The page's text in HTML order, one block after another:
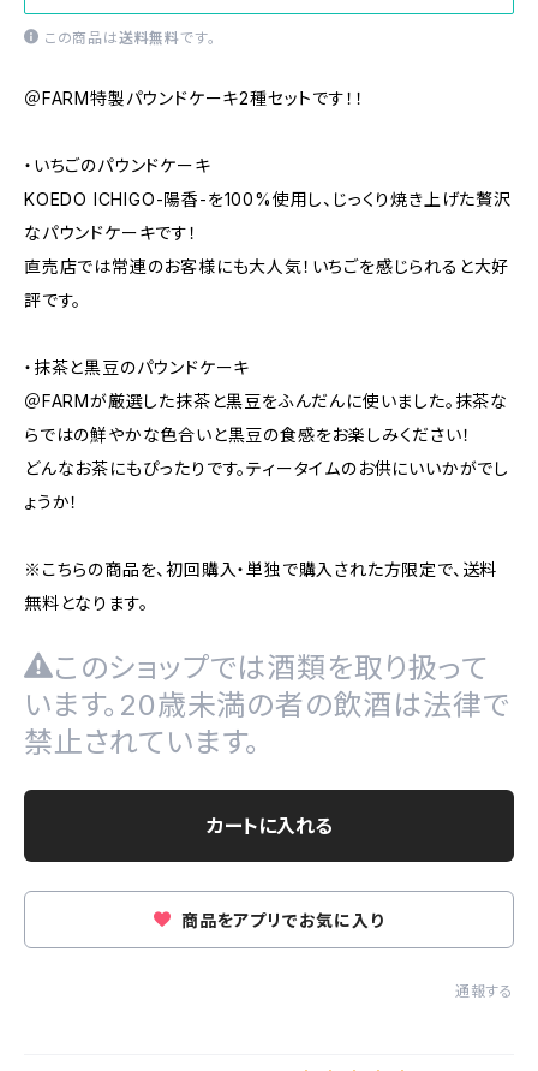
この商品は送料無料です。
＠FARM特製パウンドケーキ2種セットです！！
・いちごのパウンドケーキ
KOEDO ICHIGO-陽香-を100%使用し、じっくり焼き上げた贅沢
なパウンドケーキです！
直売店では常連のお客様にも大人気！いちごを感じられると大好
評です。
・抹茶と黒豆のパウンドケーキ
＠FARMが厳選した抹茶と黒豆をふんだんに使いました。抹茶な
らではの鮮やかな色合いと黒豆の食感をお楽しみください！
どんなお茶にもぴったりです。ティータイムのお供にいいかがでし
ょうか！
※こちらの商品を、初回購入・単独で購入された方限定で、送料
無料となります。
このショップでは酒類を取り扱って
います。20歳未満の者の飲酒は法律で
禁止されています。
カートに入れる
商品をアプリでお気に入り
通報する